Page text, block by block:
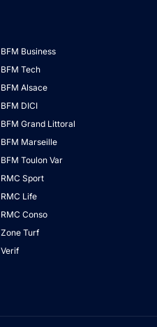
BFM Business
BFM Tech
BFM Alsace
BFM DICI
BFM Grand Littoral
BFM Marseille
BFM Toulon Var
RMC Sport
RMC Life
RMC Conso
Zone Turf
Verif